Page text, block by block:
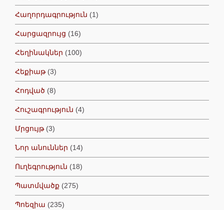
Հաղորդագրություն (1)
Հարցազրույց (16)
Հեղինակներ (100)
Հեքիաթ(3)
Հոդված (8)
Հուշագրություն (4)
Մրցույթ(3)
Նոր անուններ (14)
Ուղեգրություն (18)
Պատմվածք (275)
Պոեզիա (235)